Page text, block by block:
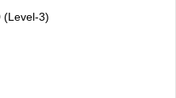
(Level-3)